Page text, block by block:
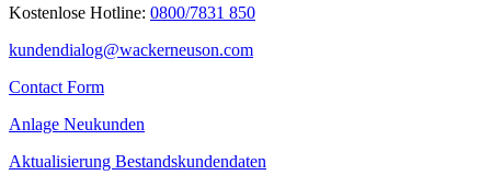
Kostenlose Hotline: 0800/7831 850
kundendialog@wackerneuson.com
Contact Form
Anlage Neukunden
Aktualisierung Bestandskundendaten